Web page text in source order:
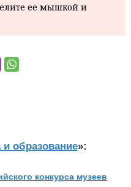
ее мышкой и
и образование»:
конкурса музеев